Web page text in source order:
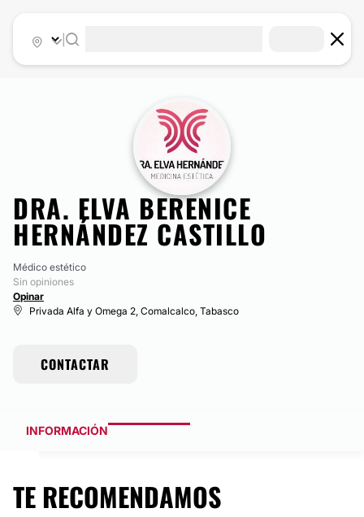
DRA. ELVA BERENICE
HERNÁNDEZ CASTILLO
Médico estético
Sin opiniones
Opinar
Privada Alfa y Omega 2, Comalcalco, Tabasco
CONTACTAR
INFORMACIÓN
TE RECOMENDAMOS